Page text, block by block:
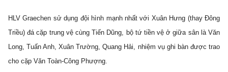
HLV Graechen sử dụng đội hình mạnh nhất với Xuân Hưng (thay Đông
Triều) đá cặp trung vệ cùng Tiến Dũng, bộ tứ tiền vệ ở giữa sân là Văn
Long, Tuấn Anh, Xuân Trường, Quang Hải, nhiệm vụ ghi bàn được trao
cho cặp Văn Toàn-Công Phượng.